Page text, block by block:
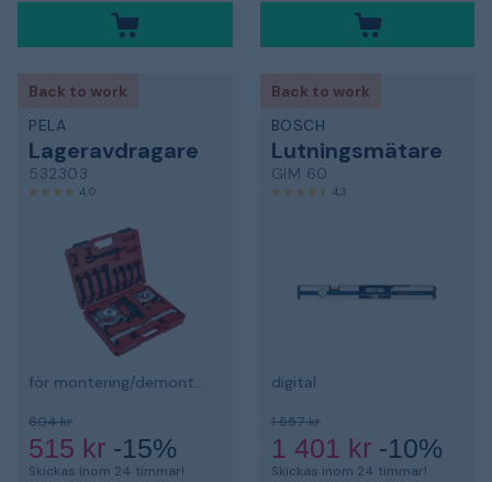
Back to work
PELA
Lageravdragare
532303
4,0
för montering/demontering av hjullager
604 kr
515 kr -15%
Skickas inom 24 timmar!
Back to work
BOSCH
Lutningsmätare
GIM 60
4,3
digital
1 557 kr
1 401 kr-10%
Skickas inom 24 timmar!